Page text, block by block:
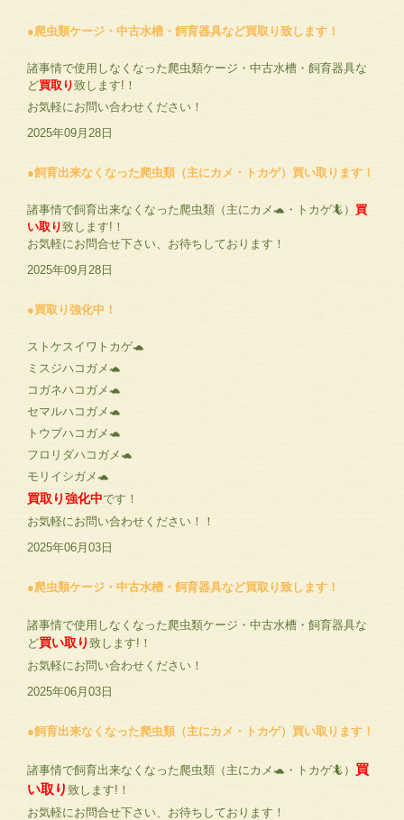
●爬虫類ケージ・中古水槽・飼育器具など買取り致します！
諸事情で使用しなくなった爬虫類ケージ・中古水槽・飼育器具な
ど買取り致します!！
お気軽にお問い合わせください！
2025年09月28日
●飼育出来なくなった爬虫類（主にカメ・トカゲ）買い取ります！
諸事情で飼育出来なくなった爬虫類（主にカメ🐢・トカゲ🦎） 買
い取り致します!！
お気軽にお問合せ下さい、お待ちしております！
2025年09月28日
●買取り強化中！
ストケスイワトカゲ🐢
ミスジハコガメ🐢
コガネハコガメ🐢
セマルハコガメ🐢
トウブハコガメ🐢
フロリダハコガメ🐢
モリイシガメ🐢
買取り強化中です！
お気軽にお問い合わせください！！
2025年06月03日
●爬虫類ケージ・中古水槽・飼育器具など買取り致します！
諸事情で使用しなくなった爬虫類ケージ・中古水槽・飼育器具な
ど買い取り 致します!！
お気軽にお問い合わせください！
2025年06月03日
●飼育出来なくなった爬虫類（主にカメ・トカゲ）買い取ります！
諸事情で飼育出来なくなった爬虫類（主にカメ🐢・トカゲ🦎） 買
い取り 致します!！
お気軽にお問合せ下さい、お待ちしております！